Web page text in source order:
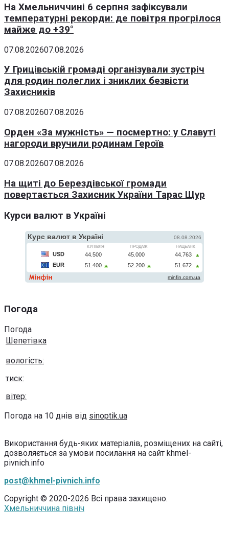
На Хмельниччині 6 серпня зафіксували
температурні рекорди: де повітря прогрілося
майже до +39°
07.08.202607.08.2026
У Грицівській громаді організували зустріч
для родин полеглих і зниклих безвісти
Захисників
07.08.202607.08.2026
Орден «За мужність» — посмертно: у Славуті
нагороди вручили родинам Героїв
07.08.202607.08.2026
На щиті до Берездівської громади
повертається Захисник України Тарас Щур
Курси валют в Україні
Погода
Погода
Шепетівка
вологість:
тиск:
вітер:
Погода на 10 днів від sinoptik.ua
Використання будь-яких матеріалів, розміщених на сайті,
дозволяється за умови посилання на сайт khmel-
pivnich.info
post@khmel-pivnich.info
Copyright © 2020-2026 Всі права захищено.
Хмельниччина північ